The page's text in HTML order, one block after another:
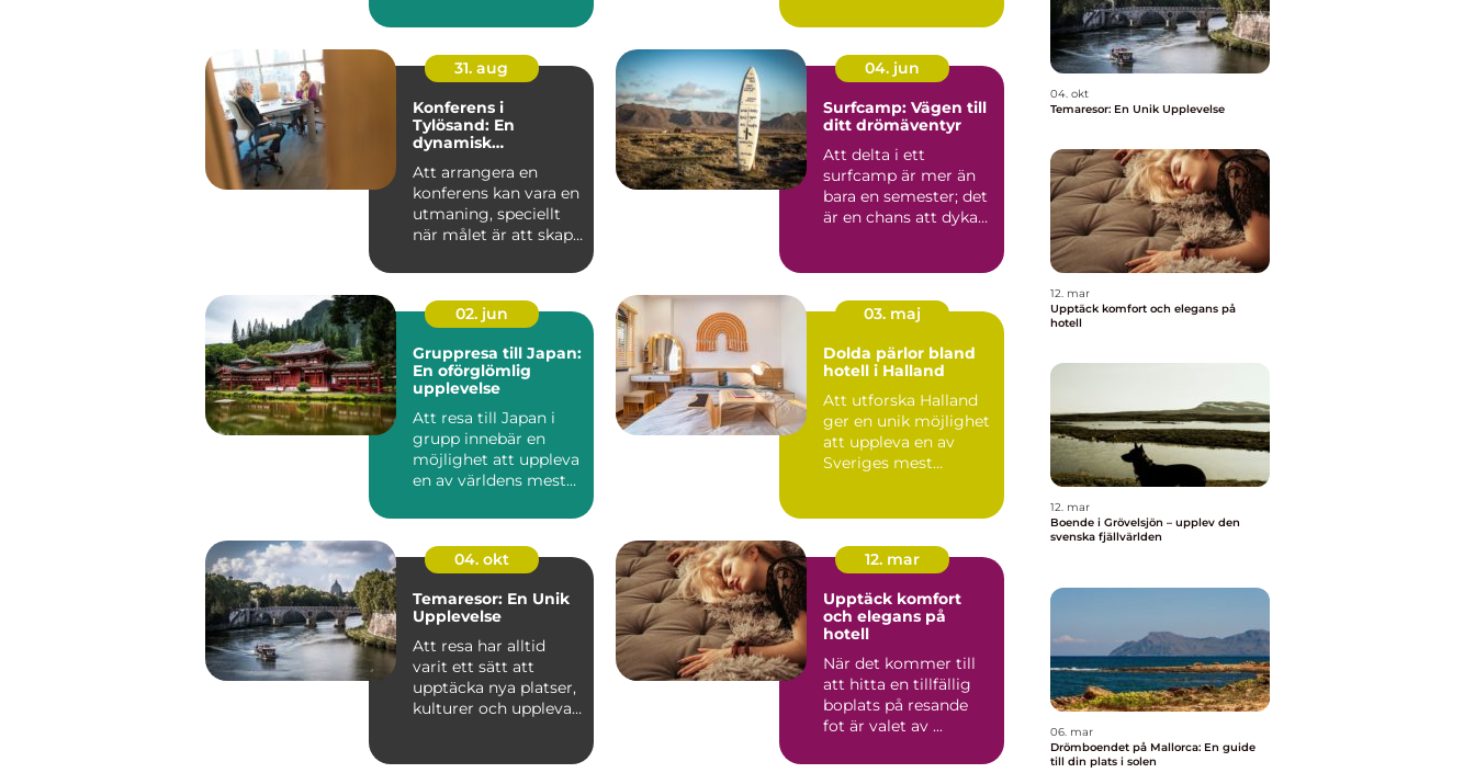
planering d&...
31. aug
Konferens i
Tylösand: En
dynamisk
Att arrangera en
konferens kan vara en
utmaning, speciellt
när målet är att skapa
04. jun
Surfcamp: Vägen till
ditt drömäventyr
Att delta i ett
surfcamp är mer än
bara en semester; det
är en chans att dyka
02. jun
Gruppresa till Japan:
En oförglömlig
upplevelse
Att resa till Japan i
grupp innebär en
möjlighet att uppleva
en av världens mest
03. maj
Dolda pärlor bland
hotell i Halland
Att utforska Halland
ger en unik möjlighet
att uppleva en av
Sveriges mest
04. okt
Temaresor: En Unik
Upplevelse
Att resa har alltid
varit ett sätt att
upptäcka nya platser,
kulturer och uppleva
12. mar
Upptäck komfort
och elegans på
hotell
När det kommer till
att hitta en tillfällig
boplats på resande
fot är valet av ...
04. okt
Temaresor: En Unik Upplevelse
12. mar
Upptäck komfort och elegans på
hotell
12. mar
Boende i Grövelsjön – upplev den
svenska fjällvärlden
06. mar
Drömboendet på Mallorca: En guide
till din plats i solen